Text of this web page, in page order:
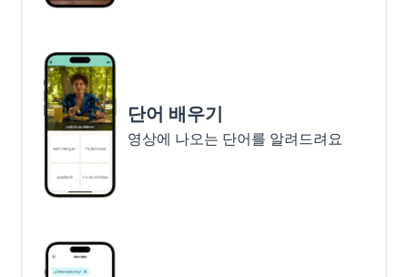
단어 배우기
영상에 나오는 단어를 알려드려요